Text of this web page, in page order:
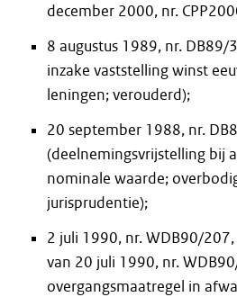
december 2000, nr.
8 augustus 1989, nr. DB89/
inzake vaststelling winst
leningen; verouderd);
20 september 1988, nr.
(deelnemingsvrijstelling bij
nominale waarde;
jurisprudentie);
2 juli 1990, nr. WDB90/
van 20 juli 1990, nr.
overgangsmaatregel in